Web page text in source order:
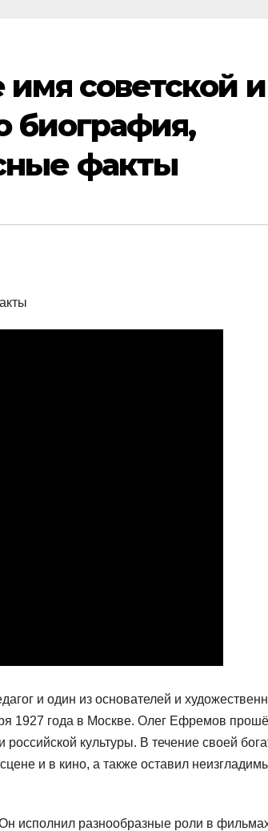
советской и
биография,
факты
и один из основателей и
1927 года в Москве. Олег Ефремов
культуры. В течение своей
и в кино, а также оставил
исполнил разнообразные роли в